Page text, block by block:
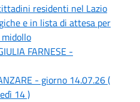
residenti nel Lazio
e in lista di attesa per
FARNESE -
- giorno 14.07.26 (
14 )